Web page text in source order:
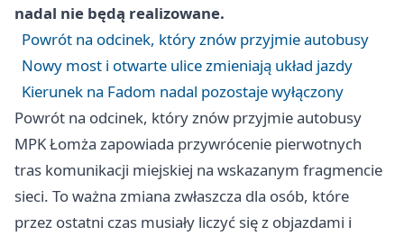
nadal nie będą realizowane.
Powrót na odcinek, który znów przyjmie autobusy
Nowy most i otwarte ulice zmieniają układ jazdy
Kierunek na Fadom nadal pozostaje wyłączony
Powrót na odcinek, który znów przyjmie autobusy
MPK Łomża zapowiada przywrócenie pierwotnych
tras komunikacji miejskiej na wskazanym fragmencie
sieci. To ważna zmiana zwłaszcza dla osób, które
przez ostatni czas musiały liczyć się z objazdami i